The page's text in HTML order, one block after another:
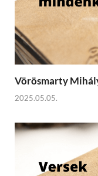
Vörösmarty
2025.05.05.